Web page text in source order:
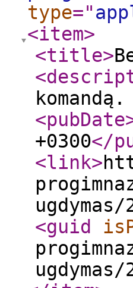
type="
<item>
<title>
komandą.
<pubDate
+0300</
<link>
<guid